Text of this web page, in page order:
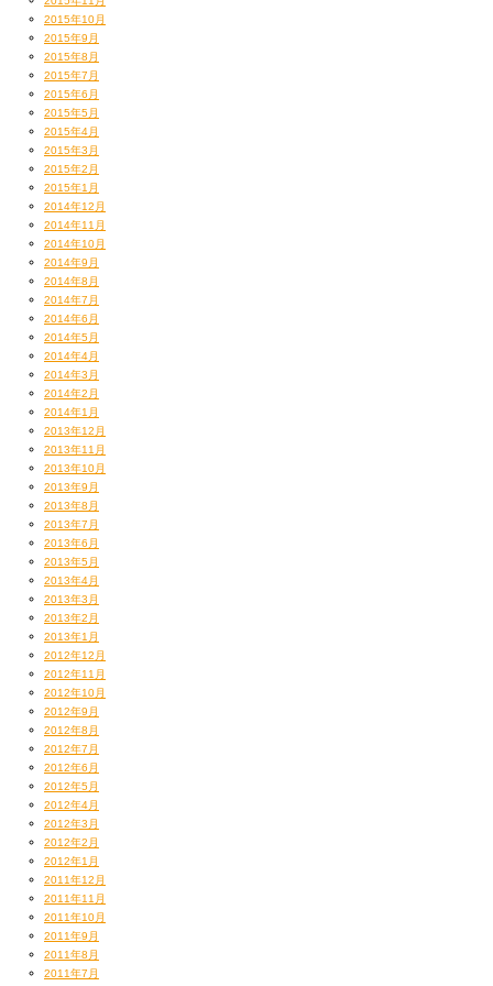
笠原くーん？（僕らの15年来の照明担当スタッフ）
ちょっと飛ばし過ぎではないのかなー？
んでも
ちょっと暴力的なほど
うちのスタッフたちもやっぱ相当気合い入れて
この場に臨んでいるようです。
久々のパーティーでしたが
ライムスターとして主張すべき所は忘れておりませぬ。
写真は照明のカラーリングからお察しください
それこそ十何年ぶりかで僕らなりの反戦歌を歌いました。
再びタイムリーになってしまうのは心苦しいのですが
30代も真摯な姿勢で音楽と向き合っていたんだなあと
再確認もできました。
HIP HOPが扱えるトピックは幅広いし
音楽は無力ではない
そう信じて、歌い切ったのであった。
今回はリハビリも兼ねて
王道選曲で行くかなんて話してたんすけど
結果的にDJの出番多くなりましたね
2015年10月
2015年9月
2015年8月
2015年7月
2015年6月
2015年5月
2015年4月
2015年3月
2015年2月
2015年1月
2014年12月
2014年11月
2014年10月
2014年9月
2014年8月
2014年7月
2014年6月
2014年5月
2014年4月
2014年3月
2014年2月
2014年1月
2013年12月
2013年11月
2013年10月
2013年9月
2013年8月
2013年7月
2013年6月
2013年5月
2013年4月
2013年3月
2013年2月
2013年1月
2012年12月
2012年11月
2012年10月
2012年9月
2012年8月
2012年7月
2012年6月
2012年5月
2012年4月
2012年3月
2012年2月
2012年1月
2011年12月
2011年11月
2011年10月
2011年9月
2011年8月
2011年7月